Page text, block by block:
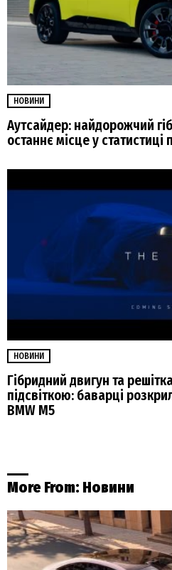
НОВИНИ
Аутсайдер: найдорожчий
останнє місце у
НОВИНИ
Гібридний двигун та
підсвіткою: баварці
BMW M5
More From: Новини